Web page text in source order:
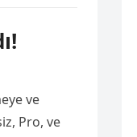
ve
Pro, ve